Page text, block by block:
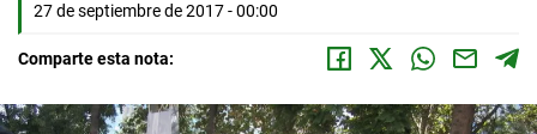
27 de septiembre de 2017 - 00:00
Comparte esta nota: